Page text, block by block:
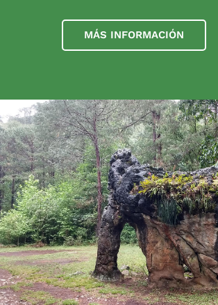
MÁS INFORMACIÓN